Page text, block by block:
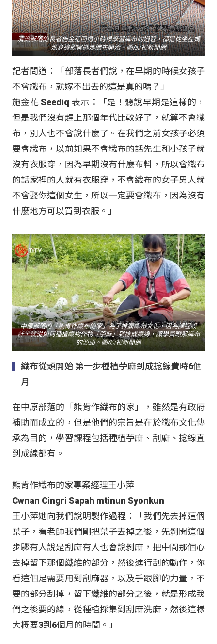
清流部落的長者施金花回憶小時候學習織布的過程，都是從坐在媽
媽身邊觀察媽媽織布開始。圖/原視新聞網
記者問道：「部落長者們說，在早期的時候女孩子
不會織布，就嫁不出去的這是真的嗎？」
施金花 Seediq 表示：「是！聽說早期是這樣的，
但是我們沒有趕上那個年代比較好了，就算不會織
布，別人也不會說什麼了。在我們之前女孩子必須
要會織布，以前如果不會織布的話先生和小孩子就
沒有衣服穿，因為早期沒有什麼布料，所以會織布
的話家裡的人就有衣服穿，不會織布的女子男人就
不會娶你這個女生，所以一定要會織布，因為沒有
什麼地方可以買到衣服。」
中原部落的「熊肯作織布的家」為了推廣織布文化，因為課程設
計，就從如何種植織物作物「苧麻」到捻成織線，讓學員暸解織布
的源頭。圖/原視新聞網
織布從頭開始 第一步種植苧麻到成捻線費時6個
月
在中原部落的「熊肯作織布的家」，雖然是有政府
補助而成立的，但是他們的宗旨是在於織布文化傳
承為目的，學習課程包括種植苧麻、刮麻、捻線直
到成線都有。
熊肯作織布的家專案經理王小萍
Cwnan Cingri Sapah mtinun Syonkun
王小萍她向我們說明製作過程：「我們先去掉這個
葉子，看老師我們剛把葉子去掉之後，先剝開這個
步驟有人說是刮麻有人也會說剝麻，把中間那個心
去掉留下那個纖維的部分，然後進行刮的動作，你
看這個是需要用到刮麻器，以及手跟腳的力量，不
要的部分刮掉，留下纖維的部分之後，就是形成我
們之後要的線，從種植採集到刮麻洗麻，然後這樣
大概要3到6個月的時間。」